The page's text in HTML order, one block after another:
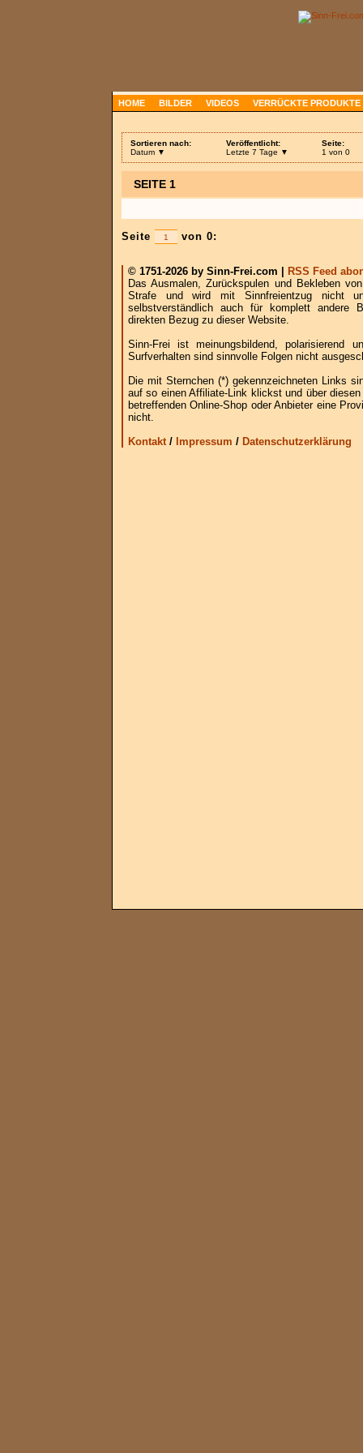
HOME BILDER VIDEOS VERRÜCKTE PRODUKTE
Sortieren nach:
Datum ▼
Veröffentlicht:
Letzte 7 Tage ▼
Seite:
1 von 0
SEITE 1
Seite von 0:
© 1751-2026 by Sinn-Frei.com |
RSS Feed
Das Ausmalen, Zurückspulen und Bekleben
Strafe und wird mit Sinnfreientzug nicht
selbstverständlich auch für komplett andere
direkten Bezug zu dieser Website.
Sinn-Frei ist meinungsbildend, polarisierend
Surfverhalten sind sinnvolle Folgen nicht
Die mit Sternchen (*) gekennzeichneten Links
auf so einen Affiliate-Link klickst und über
betreffenden Online-Shop oder Anbieter eine
nicht.
Kontakt/ Impressum / Datenschutzerklärung